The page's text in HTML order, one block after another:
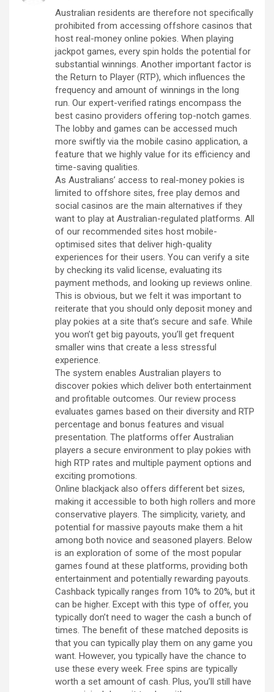
Australian residents are therefore not specifically
prohibited from accessing offshore casinos that
host real-money online pokies. When playing
jackpot games, every spin holds the potential for
substantial winnings. Another important factor is
the Return to Player (RTP), which influences the
frequency and amount of winnings in the long
run. Our expert-verified ratings encompass the
best casino providers offering top-notch games.
The lobby and games can be accessed much
more swiftly via the mobile casino application, a
feature that we highly value for its efficiency and
time-saving qualities.
As Australians’ access to real-money pokies is
limited to offshore sites, free play demos and
social casinos are the main alternatives if they
want to play at Australian-regulated platforms. All
of our recommended sites host mobile-
optimised sites that deliver high-quality
experiences for their users. You can verify a site
by checking its valid license, evaluating its
payment methods, and looking up reviews online.
This is obvious, but we felt it was important to
reiterate that you should only deposit money and
play pokies at a site that’s secure and safe. While
you won’t get big payouts, you’ll get frequent
smaller wins that create a less stressful
experience.
The system enables Australian players to
discover pokies which deliver both entertainment
and profitable outcomes. Our review process
evaluates games based on their diversity and RTP
percentage and bonus features and visual
presentation. The platforms offer Australian
players a secure environment to play pokies with
high RTP rates and multiple payment options and
exciting promotions.
Online blackjack also offers different bet sizes,
making it accessible to both high rollers and more
conservative players. The simplicity, variety, and
potential for massive payouts make them a hit
among both novice and seasoned players. Below
is an exploration of some of the most popular
games found at these platforms, providing both
entertainment and potentially rewarding payouts.
Cashback typically ranges from 10% to 20%, but it
can be higher. Except with this type of offer, you
typically don’t need to wager the cash a bunch of
times. The benefit of these matched deposits is
that you can typically play them on any game you
want. However, you typically have the chance to
use these every week. Free spins are typically
worth a set amount of cash. Plus, you’ll still have